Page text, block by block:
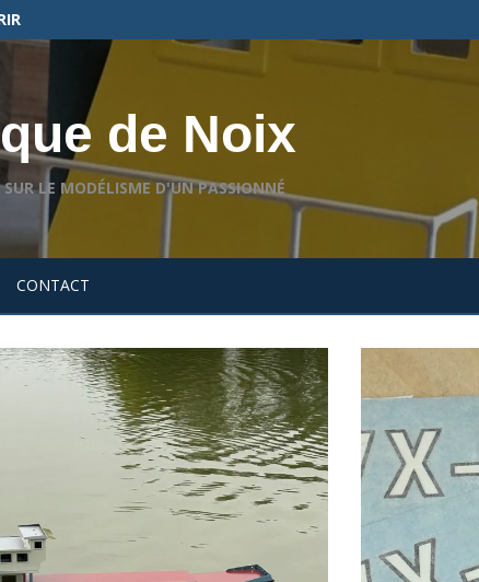
de Noix
LE MODÉLISME D'UN PASSIONNÉ
CONTACT